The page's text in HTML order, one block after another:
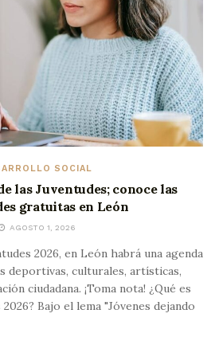
SOCIAL
las Juventudes; conoce las
gratuitas en León
AGOSTO 1, 2026
2026, en León habrá una agenda
deportivas, culturales, artísticas,
ciudadana. ¡Toma nota! ¿Qué es
Bajo el lema "Jóvenes dejando